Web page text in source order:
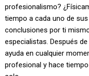
profesionalismo?
tiempo a cada uno de
conclusiones por ti
especialistas. Después
ayuda en cualquier
profesional y hace